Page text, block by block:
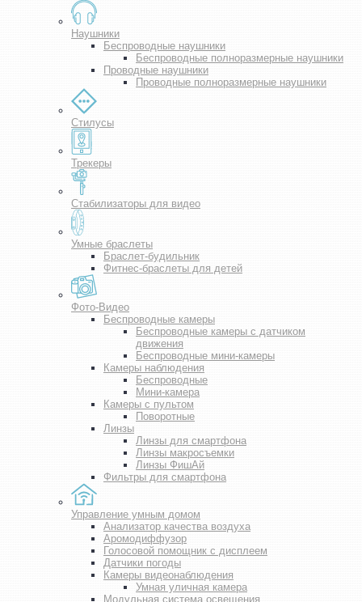
Наушники
Беспроводные наушники
Беспроводные полноразмерные наушники
Проводные наушники
Проводные полноразмерные наушники
Стилусы
Трекеры
Стабилизаторы для видео
Умные браслеты
Браслет-будильник
Фитнес-браслеты для детей
Фото-Видео
Беспроводные камеры
Беспроводные камеры с датчиком
движения
Беспроводные мини-камеры
Камеры наблюдения
Беспроводные
Мини-камера
Камеры с пультом
Поворотные
Линзы
Линзы для смартфона
Линзы макросъемки
Линзы ФишАй
Фильтры для смартфона
Управление умным домом
Анализатор качества воздуха
Аромодиффузор
Голосовой помощник с дисплеем
Датчики погоды
Камеры видеонаблюдения
Умная уличная камера
Модульная система освещения